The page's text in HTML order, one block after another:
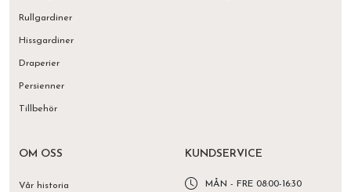
Rullgardiner
Hissgardiner
Draperier
Persienner
Tillbehör
OM OSS
Vår historia
KUNDSERVICE
MÅN - FRE 08:00-16:30